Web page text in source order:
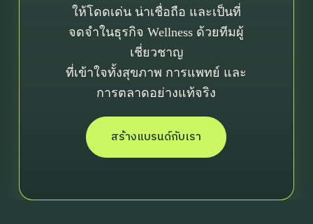
ให้โดดเด่น น่าเชื่อถือ และเป็นที่
จดจำในธุรกิจ Wellness ด้วยทีมผู้
เชี่ยวชาญ
ที่เข้าใจทั้งสุขภาพ การแพทย์ และ
การตลาดอย่างแท้จริง
สร้างแบรนด์กับเรา